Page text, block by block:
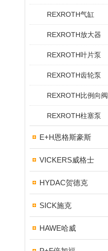
REXROTH气缸
REXROTH放大器
REXROTH叶片泵
REXROTH齿轮泵
REXROTH比例向阀
REXROTH柱塞泵
E+H恩格斯豪斯
VICKERS威格士
HYDAC贺德克
SICK施克
HAWE哈威